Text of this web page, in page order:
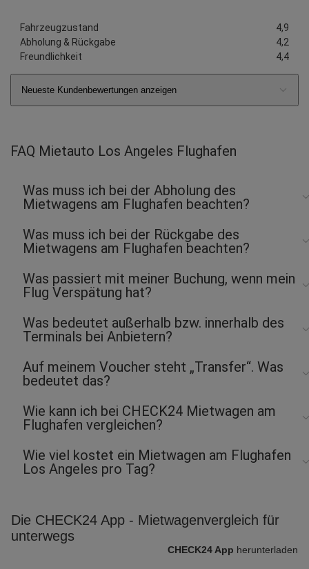
Fahrzeugzustand
4,9
Abholung & Rückgabe
4,2
Freundlichkeit
4,4
Neueste Kundenbewertungen anzeigen
FAQ Mietauto Los Angeles Flughafen
Was muss ich bei der Abholung des
Mietwagens am Flughafen beachten?
Was muss ich bei der Rückgabe des
Mietwagens am Flughafen beachten?
Was passiert mit meiner Buchung, wenn mein
Flug Verspätung hat?
Was bedeutet außerhalb bzw. innerhalb des
Terminals bei Anbietern?
Auf meinem Voucher steht „Transfer“. Was
bedeutet das?
Wie kann ich bei CHECK24 Mietwagen am
Flughafen vergleichen?
Wie viel kostet ein Mietwagen am Flughafen
Los Angeles pro Tag?
Die CHECK24 App - Mietwagenvergleich für
unterwegs
CHECK24 App herunterladen